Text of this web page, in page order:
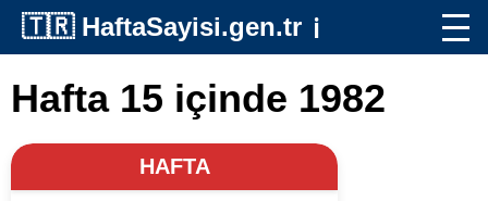
🇹🇷 HaftaSayisi.gen.tr ℹ️
Hafta 15 içinde 1982
HAFTA